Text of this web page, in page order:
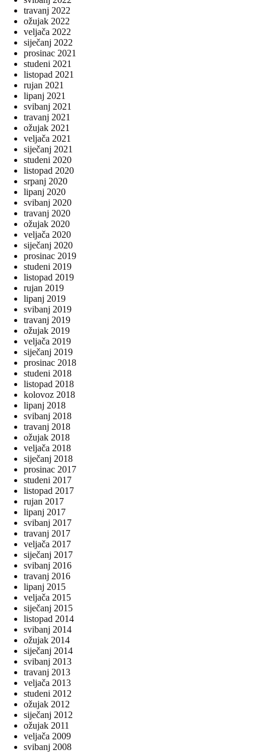
travanj 2022
ožujak 2022
veljača 2022
siječanj 2022
prosinac 2021
studeni 2021
listopad 2021
rujan 2021
lipanj 2021
svibanj 2021
travanj 2021
ožujak 2021
veljača 2021
siječanj 2021
studeni 2020
listopad 2020
srpanj 2020
lipanj 2020
svibanj 2020
travanj 2020
ožujak 2020
veljača 2020
siječanj 2020
prosinac 2019
studeni 2019
listopad 2019
rujan 2019
lipanj 2019
svibanj 2019
travanj 2019
ožujak 2019
veljača 2019
siječanj 2019
prosinac 2018
studeni 2018
listopad 2018
kolovoz 2018
lipanj 2018
svibanj 2018
travanj 2018
ožujak 2018
veljača 2018
siječanj 2018
prosinac 2017
studeni 2017
listopad 2017
rujan 2017
lipanj 2017
svibanj 2017
travanj 2017
veljača 2017
siječanj 2017
svibanj 2016
travanj 2016
lipanj 2015
veljača 2015
siječanj 2015
listopad 2014
svibanj 2014
ožujak 2014
siječanj 2014
svibanj 2013
travanj 2013
veljača 2013
studeni 2012
ožujak 2012
siječanj 2012
ožujak 2011
veljača 2009
svibanj 2008